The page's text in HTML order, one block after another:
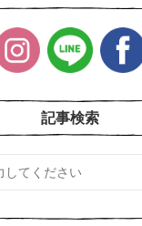
記事検索